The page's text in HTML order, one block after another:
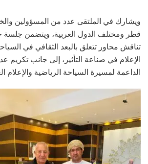
ويشارك في الملتقى عدد من المسؤولين
قطر ومختلف الدول العربية، ويتضمن جلسة
تناقش محاور تتعلق بالبعد الثقافي في
الإعلام في صناعة التأثير، إلى جانب
الداعمة لمسيرة السياحة الرياضية والإعلام